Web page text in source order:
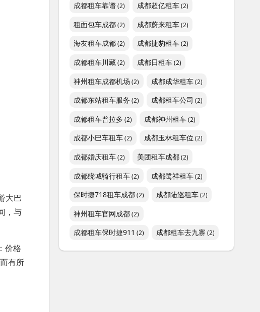
大巴
，与
价格
有所
成都租车靠谱(2) 成都超亿租车(2)
租面包车成都(2) 成都蔚来租车(2)
海友租车成都(2) 成都捷豹租车(2)
成都租车川藏(2) 成都日租车(2)
神州租车成都机场 (2) 成都成华租车(2)
成都东站租车服务 (2) 成都租车公司 (2)
成都租车普拉多 (2) 成都神州租车(2)
成都小巴车租车(2) 成都玉林租车位 (2)
成都婚庆租车(2) 美团租车成都(2)
成都绕城骑行租车(2) 成都鹭祥租车(2)
保时捷718租车成都(2) 成都陆巡租车(2)
神州租车官网成都(2)
成都租车保时捷911 (2) 成都租车去九寨 (2)